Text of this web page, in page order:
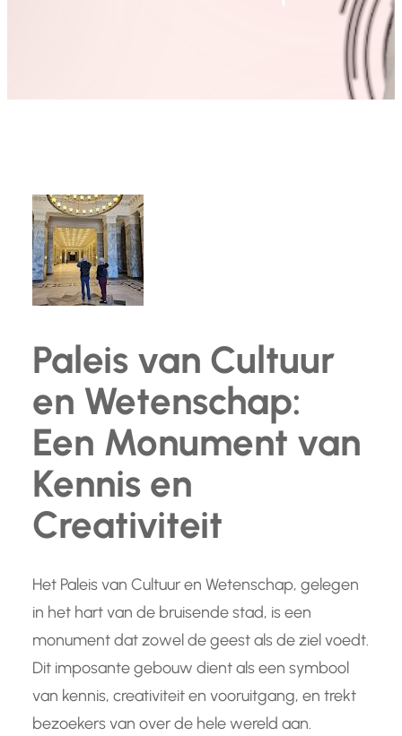
Paleis van Cultuur
en Wetenschap:
Een Monument van
Kennis en
Creativiteit
Het Paleis van Cultuur en Wetenschap, gelegen
in het hart van de bruisende stad, is een
monument dat zowel de geest als de ziel voedt.
Dit imposante gebouw dient als een symbool
van kennis, creativiteit en vooruitgang, en trekt
bezoekers van over de hele wereld aan.